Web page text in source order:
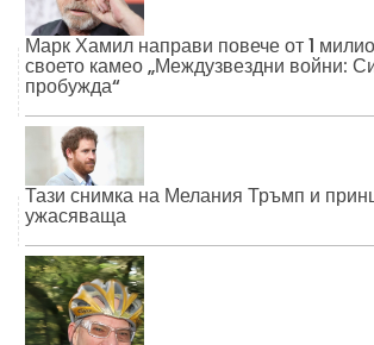
Марк Хамил направи повече от 1
своето камео „Междузвездни войни:
пробужда“
Тази снимка на Мелания Тръмп и
ужасяваща